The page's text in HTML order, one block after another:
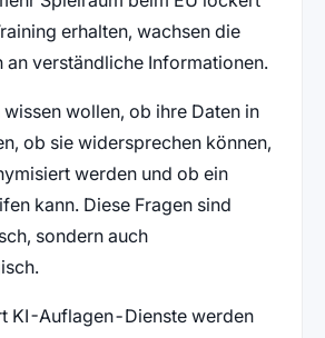
erhalten, wachsen die
an verständliche Informationen.
wollen, ob ihre Daten in
ob sie widersprechen können,
werden und ob ein
kann. Diese Fragen sind
sondern auch
KI-Auflagen-Dienste werden